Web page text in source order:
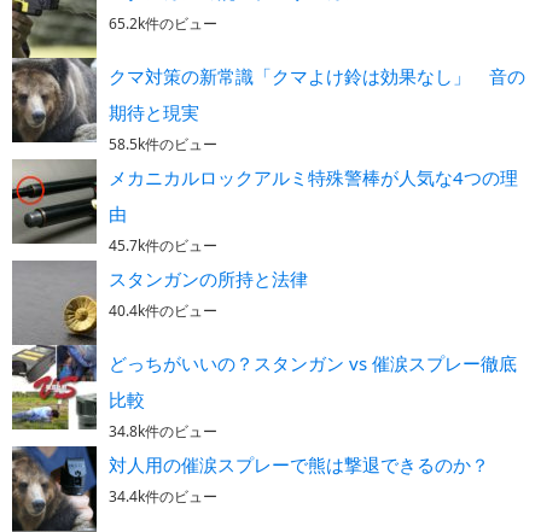
65.2k件のビュー
クマ対策の新常識「クマよけ鈴は効果なし」 音の
期待と現実
58.5k件のビュー
メカニカルロックアルミ特殊警棒が人気な4つの理
由
45.7k件のビュー
スタンガンの所持と法律
40.4k件のビュー
どっちがいいの？スタンガン vs 催涙スプレー徹底
比較
34.8k件のビュー
対人用の催涙スプレーで熊は撃退できるのか？
34.4k件のビュー